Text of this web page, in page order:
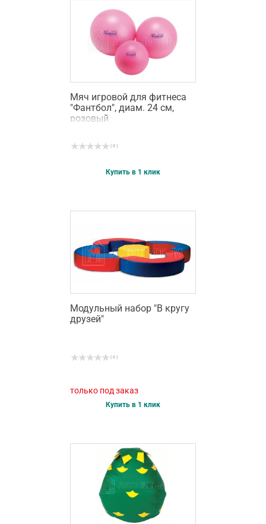
Мяч игровой для фитнеса
"Фантбол", диам. 24 см,
розовый
( 0 )
Купить в 1 клик
Модульный набор "В кругу
друзей"
( 0 )
только под заказ
Купить в 1 клик